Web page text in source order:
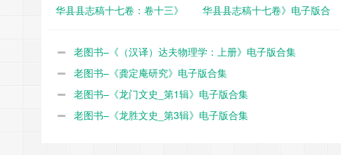
华县县志稿十七卷：卷十三》
华县县志稿十七卷》电子版合
老图书–《（汉译）达夫物理学：上册》电子版合集
老图书–《龚定庵研究》电子版合集
老图书–《龙门文史_第1辑》电子版合集
老图书–《龙胜文史_第3辑》电子版合集